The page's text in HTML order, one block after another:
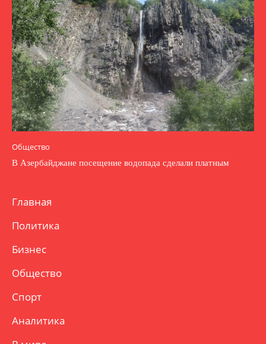
Общество
В Азербайджане посещение водопада сделали платным
Главная
Политика
Бизнес
Общество
Спорт
Аналитика